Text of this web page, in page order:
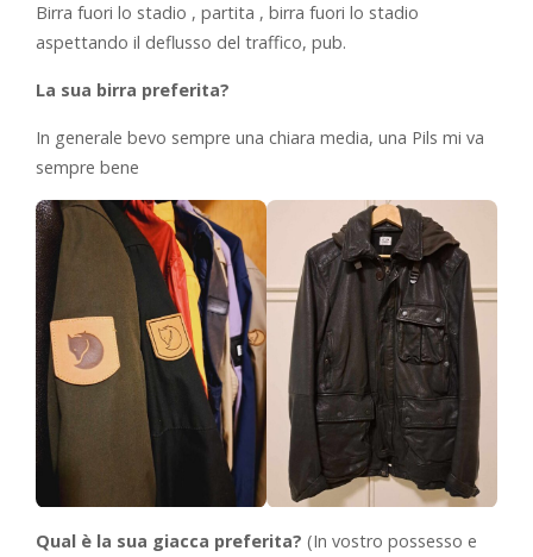
Birra fuori lo stadio , partita , birra fuori lo stadio
aspettando il deflusso del traffico, pub.
La sua birra preferita?
In generale bevo sempre una chiara media, una Pils mi va
sempre bene
Qual è la sua giacca preferita? (In vostro possesso e